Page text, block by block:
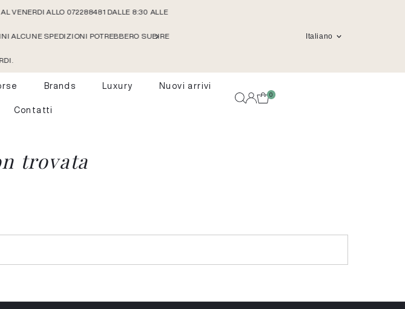
VENERDI ALLO 072288481 DALLE 8:30 ALLE
ALCUNE SPEDIZIONI POTREBBERO SUBIRE Lingua
Italiano
Brands Luxury Nuovi arrivi
Contatti
0
trovata